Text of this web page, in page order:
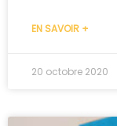
EN SAVOIR +
20 octobre 2020